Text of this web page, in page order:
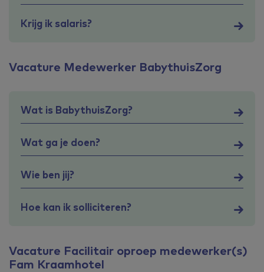
Krijg ik salaris?
Vacature Medewerker BabythuisZorg
Wat is BabythuisZorg?
Wat ga je doen?
Wie ben jij?
Hoe kan ik solliciteren?
Vacature Facilitair oproep medewerker(s)
Fam Kraamhotel